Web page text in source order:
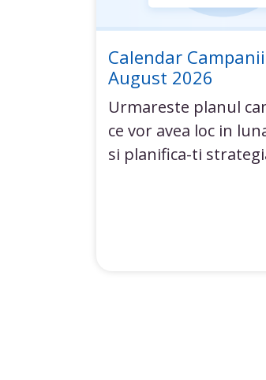
Calendar
August 2026
Urmareste planul
ce vor avea loc in
si planifica-ti